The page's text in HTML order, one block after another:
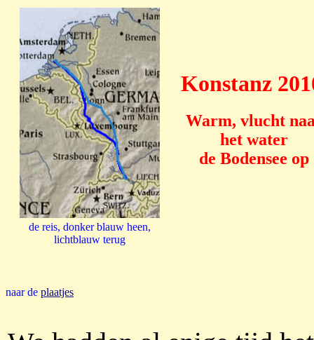
de reis, donker blauw heen,
lichtblauw terug
Konstanz
Warm, vlucht
het water
de Bodensee op
naar de plaatjes